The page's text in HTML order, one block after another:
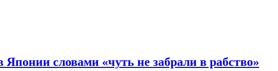
Японии словами «чуть не забрали в рабство»